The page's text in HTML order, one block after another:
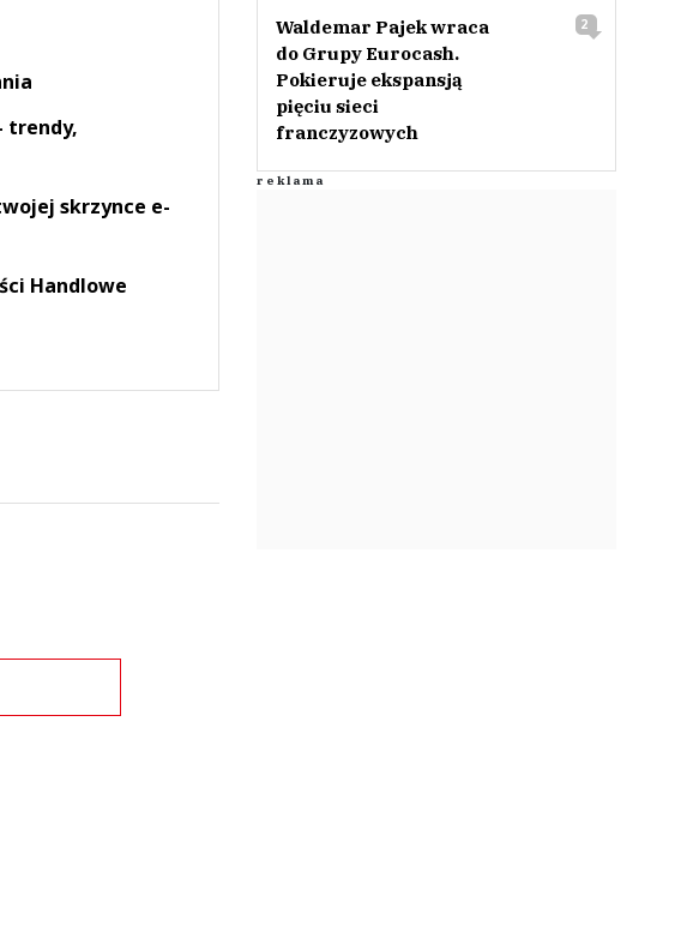
trendy,
skrzynce e-
Handlowe
Waldemar Pajek wraca
do Grupy Eurocash.
Pokieruje ekspansją
pięciu sieci
franczyzowych
2